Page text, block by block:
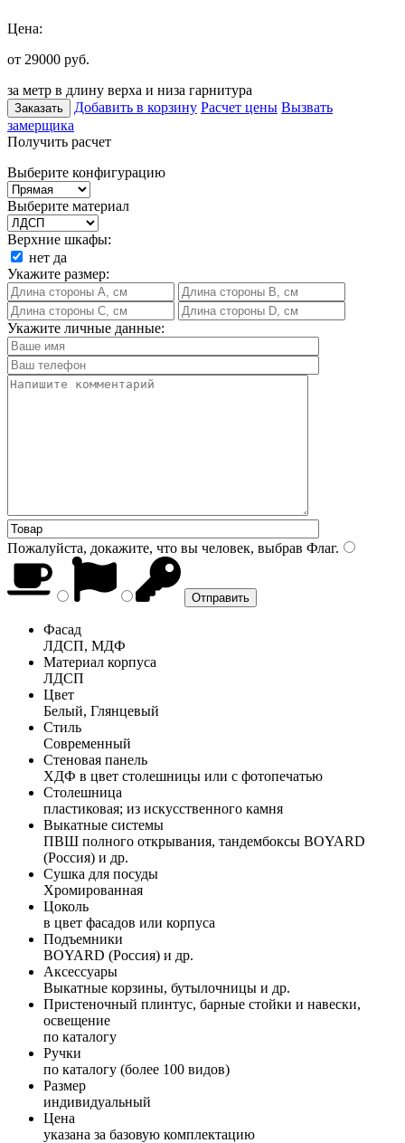
Цена:
от 29000 руб.
за метр в длину верха и низа гарнитура
Заказать Добавить в корзину Расчет цены Вызвать
замерщика
Получить расчет
Выберите конфигурацию
Выберите материал
Верхние шкафы:
нет да
Укажите размер:
Укажите личные данные:
Пожалуйста, докажите, что вы человек, выбрав Флаг.
Фасад
ЛДСП, МДФ
Материал корпуса
ЛДСП
Цвет
Белый, Глянцевый
Стиль
Современный
Стеновая панель
ХДФ в цвет столешницы или с фотопечатью
Столешница
пластиковая; из искусственного камня
Выкатные системы
ПВШ полного открывания, тандембоксы BOYARD
(Россия) и др.
Сушка для посуды
Хромированная
Цоколь
в цвет фасадов или корпуса
Подъемники
BOYARD (Россия) и др.
Аксессуары
Выкатные корзины, бутылочницы и др.
Пристеночный плинтус, барные стойки и навески,
освещение
по каталогу
Ручки
по каталогу (более 100 видов)
Размер
индивидуальный
Цена
указана за базовую комплектацию